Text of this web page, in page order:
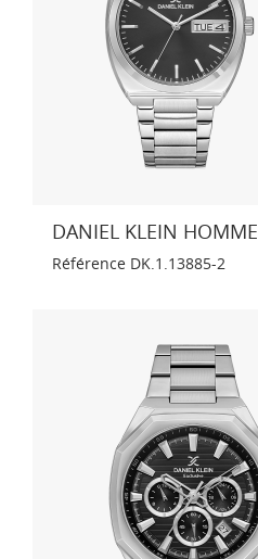
DANIEL KLEIN HOMME
Référence DK.1.13885-2